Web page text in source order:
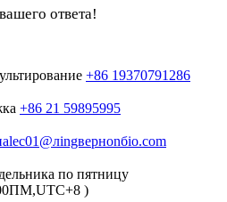
ответа!
+86 19370791286
+86 21 59895995
по пятницу
)